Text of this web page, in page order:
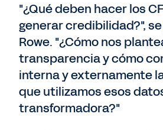
"¿Qué deben hacer los
generar credibilidad?",
Rowe. "¿Cómo nos
transparencia y cómo
interna y externamente
que utilizamos esos
transformadora?"